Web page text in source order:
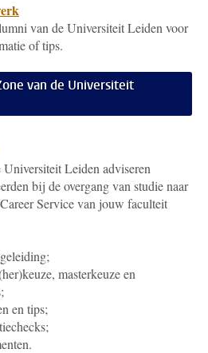
van de Universiteit Leiden voor
of tips.
van de Universiteit
Leiden adviseren
bij de overgang van studie naar
Service van jouw faculteit
masterkeuze en
en tips;